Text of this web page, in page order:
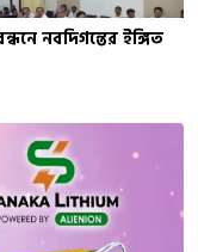
নবদিগন্তের ইঙ্গিত